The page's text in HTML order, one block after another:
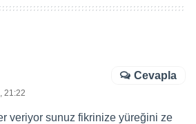
21:22
veriyor sunuz fikrinize yüreğini ze
Cevapla